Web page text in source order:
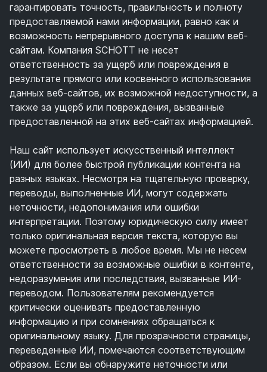
гарантировать точность, правильность и полноту
предоставляемой нами информации, равно как и
возможность непрерывного доступа к нашим веб-
сайтам. Компания SCHOTT не несет
ответственность за ущерб или повреждения в
результате прямого или косвенного использования
данных веб-сайтов, их возможной недоступности, а
также за ущерб или повреждения, вызванные
предоставленной на этих веб-сайтах информацией.
Наш сайт использует искусственный интеллект
(ИИ) для более быстрой публикации контента на
разных языках. Несмотря на тщательную проверку,
переводы, выполненные ИИ, могут содержать
неточности, недопонимания или ошибки
интерпретации. Поэтому юридическую силу имеет
только оригинальная версия текста, которую вы
можете просмотреть в любое время. Мы не несем
ответственности за возможные ошибки в контенте,
недоразумения или последствия, вызванные ИИ-
переводом. Пользователям рекомендуется
критически оценивать предоставленную
информацию и при сомнениях обращаться к
оригинальному языку. Для прозрачности страницы,
переведенные ИИ, помечаются соответствующим
образом. Если вы обнаружите неточности или